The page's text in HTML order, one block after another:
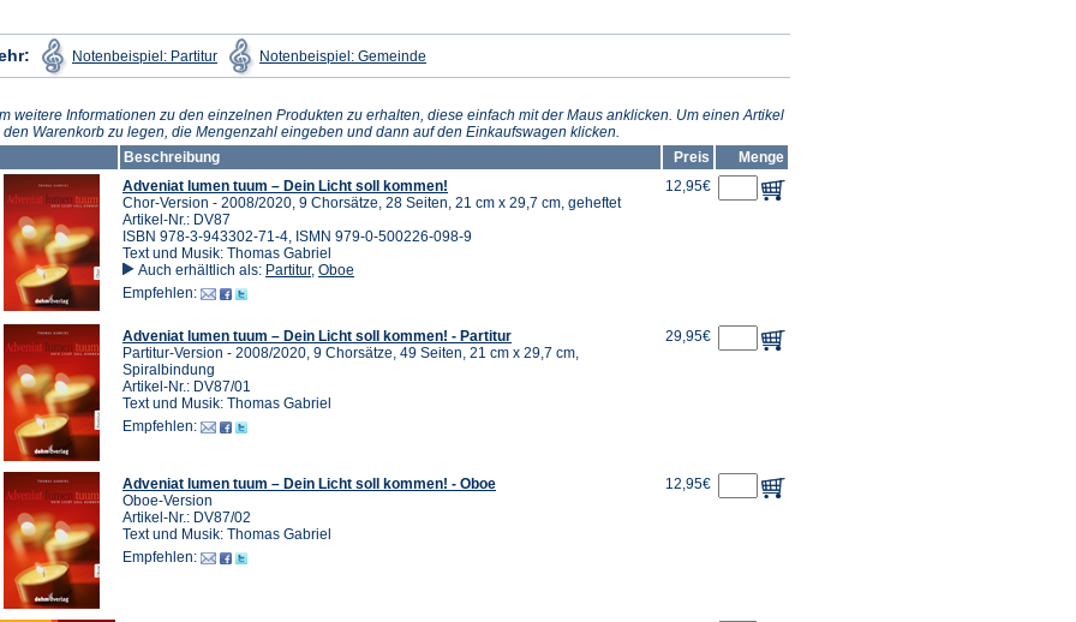
Notenbeispiel: Partitur
(Öffnet
in
einem
Tab)
Notenbeispiel: Gemeindein
einem
Tab)
weitere Informationen zu den einzelnen Produkten zu erhalten, diese einfach mit der Maus anklicken. Um einen Artikel
den Warenkorb zu legen, die Mengenzahl eingeben und dann auf den Einkaufswagen klicken.
Beschreibung
Preis
Menge
Adveniat lumen tuum – Dein Licht soll kommen!
Chor-Version - 2008/2020, 9 Chorsätze, 28 Seiten, 21 cm x 29,7 cm, geheftet
Artikel-Nr.: DV87
ISBN 978-3-943302-71-4, ISMN 979-0-500226-098-9
Text und Musik: Thomas Gabriel
Auch erhältlich als: Partitur, Oboe
Empfehlen:
12,95€
Adveniat lumen tuum – Dein Licht soll kommen! - Partitur
Partitur-Version - 2008/2020, 9 Chorsätze, 49 Seiten, 21 cm x 29,7 cm,
Spiralbindung
Artikel-Nr.: DV87/01
Text und Musik: Thomas Gabriel
Empfehlen:
29,95€
Adveniat lumen tuum – Dein Licht soll kommen! - Oboe
Oboe-Version
Artikel-Nr.: DV87/02
Text und Musik: Thomas Gabriel
Empfehlen:
12,95€